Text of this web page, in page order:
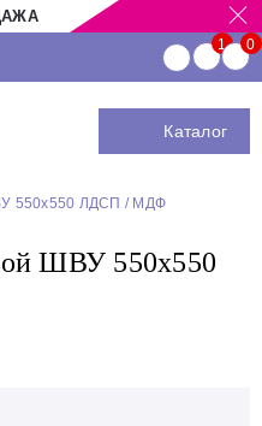
Каталог
550x550 ЛДСП / МДФ
ШВУ 550x550